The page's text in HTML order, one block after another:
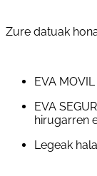
Zure datuak
EVA MOVIL
EVA
hirugarren
Legeak